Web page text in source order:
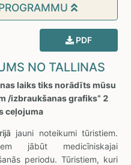
PDF
NO TALLINAS
laiks tiks norādīts mūsu
/izbraukšanas grafiks” 2
ceļojuma
jauni noteikumi tūristiem.
jābūt medicīniskajai
periodu. Tūristiem, kuri